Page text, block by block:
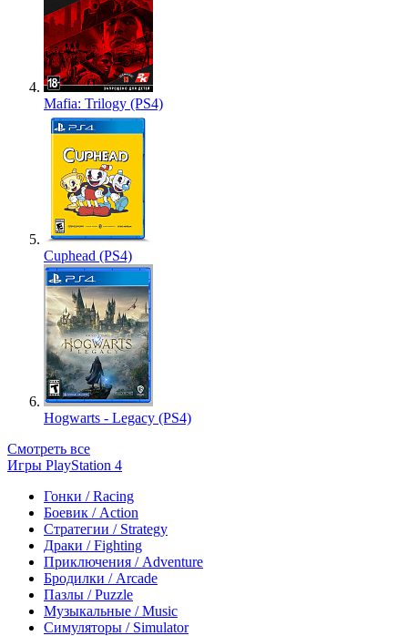
Mafia: Trilogy (PS4)
Cuphead (PS4)
Hogwarts - Legacy (PS4)
Смотреть все
Игры PlayStation 4
Гонки / Racing
Боевик / Action
Стратегии / Strategy
Драки / Fighting
Приключения / Adventure
Бродилки / Arcade
Пазлы / Puzzle
Музыкальные / Music
Симуляторы / Simulator